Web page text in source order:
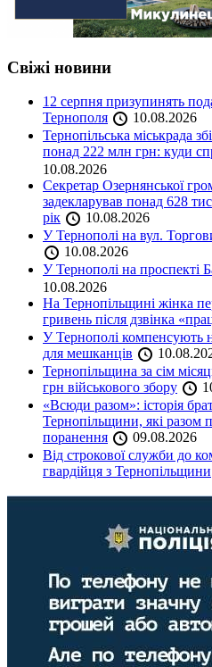
Свіжі новини
12 серпня призупинять
Тернополя
10.08.2026
Тернопільська міськрада
понад 222 млн грн: куди
10.08.2026
Секретар Озернянської
задекларував понад 628
рік
10.08.2026
У Тернополі на вул.
10.08.2026
У Тернополі на проспекті
10.08.2026
На Тернопільщині жінка
гривень після дзвінка
У Тернополі компенсують
для мешканців
Тернопільщина за сім
грн військового збору
«Всюди разом»: історія
Тернопільщини, які разом
поранення
09.08.2026
Від строкової служби до
гвардійця з Тернопільщини